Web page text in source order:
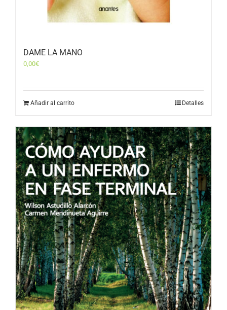
DAME LA MANO
0,00€
Añadir al carrito Detalles